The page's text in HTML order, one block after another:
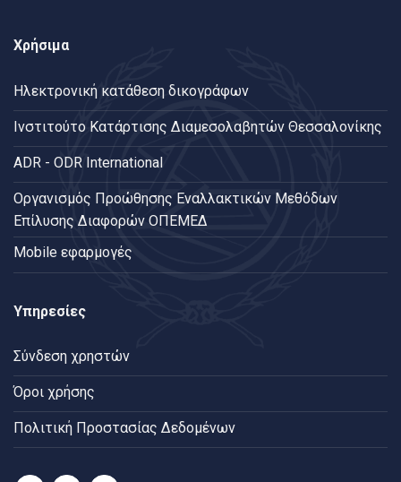
Χρήσιμα
Ηλεκτρονική κατάθεση δικογράφων
Ινστιτούτο Κατάρτισης Διαμεσολαβητών Θεσσαλονίκης
ADR - ODR International
Oργανισμός Προώθησης Εναλλακτικών Μεθόδων
Επίλυσης Διαφορών ΟΠΕΜΕΔ
Mobile εφαρμογές
Υπηρεσίες
Σύνδεση χρηστών
Όροι χρήσης
Πολιτική Προστασίας Δεδομένων